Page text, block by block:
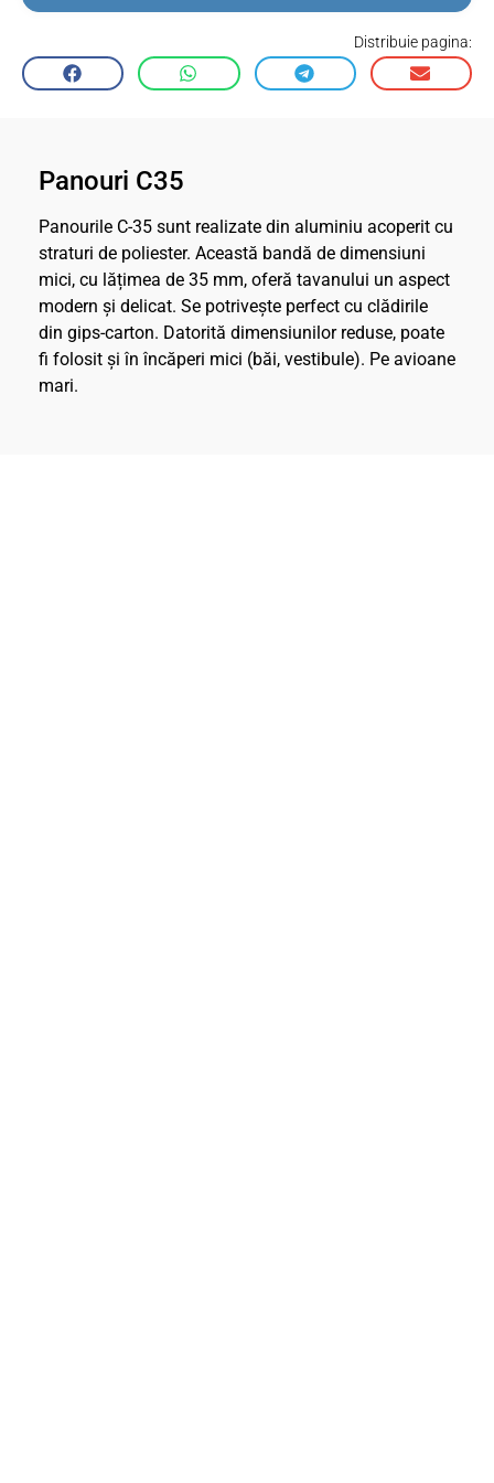
Distribuie pagina:
Panouri C35
Panourile C-35 sunt realizate din aluminiu acoperit cu
straturi de poliester. Această bandă de dimensiuni
mici, cu lățimea de 35 mm, oferă tavanului un aspect
modern și delicat. Se potrivește perfect cu clădirile
din gips-carton. Datorită dimensiunilor reduse, poate
fi folosit și în încăperi mici (băi, vestibule). Pe avioane
mari.